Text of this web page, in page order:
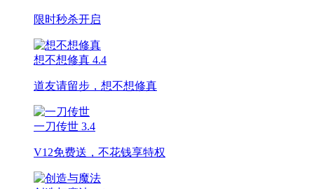
限时秒杀开启
想不想修真 4.4
道友请留步，想不想修真
一刀传世 3.4
V12免费送，不花钱享特权